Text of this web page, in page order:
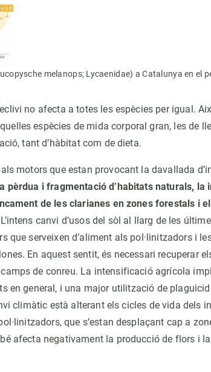
melanops; Lycaenidae) a Catalunya en el
no afecta a totes les espècies per igual.
espècies de mida corporal gran, les de
tant d’hàbitat com de dieta.
motors que estan provocant la davallada
pèrdua i fragmentació d’habitats naturals, la
de les clarianes en zones forestals i
L’intens canvi d’usos del sòl al llarg de les
que serveixen d’aliment als pol·linitzadors i
En aquest sentit, és necessari recuperar
de conreu. La intensificació agrícola
en general, i una major utilització de
climàtic està alterant els cicles de vida dels
que s’estan desplaçant cap a
afecta negativament la producció de flors i la